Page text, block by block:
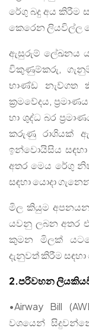
රේගු බදු අය කිරීම
කෙරෙන ලියවිල්ල
ඇසුරුම් ලේඛනය
විකුණුම්කරු,
භාණ්ඩ නැව්ගත
ක්‍රමවේදය,
හා ශුද්ධ බර
කරුණු රාශියක්
ඉන්වොයිසිය
අතර මෙය රේගු
සඳහා යොදා
මිල කියුම
යවනු ලබන අතර
කුමන මිලක්
දැනුවත් කිරීම සඳහා
2.පරිවහන
•Airway Bill
වශයෙන්